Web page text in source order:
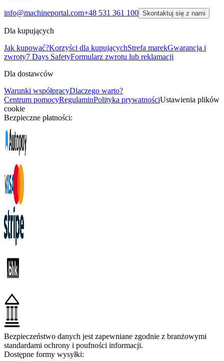
info@machineportal.com+48 531 361 100 Skontaktuj się z nami
Dla kupujących
Jak kupować?Korzyści dla kupującychStrefa marekGwarancja i
zwroty7 Days SafetyFormularz zwrotu lub reklamacji
Dla dostawców
Warunki współpracyDlaczego warto?
Centrum pomocyRegulaminPolityka prywatnościUstawienia plików
cookie
Bezpieczne płatności:
Bezpieczeństwo danych jest zapewniane zgodnie z branżowymi
standardami ochrony i poufności informacji.
Dostępne formy wysyłki: